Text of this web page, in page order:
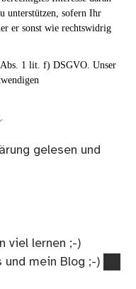
unterstützen, sofern Ihr
er sonst wie rechtswidrig
1 lit. f) DSGVO. Unser
gelesen und
viel lernen ;-)
und mein Blog ;-)